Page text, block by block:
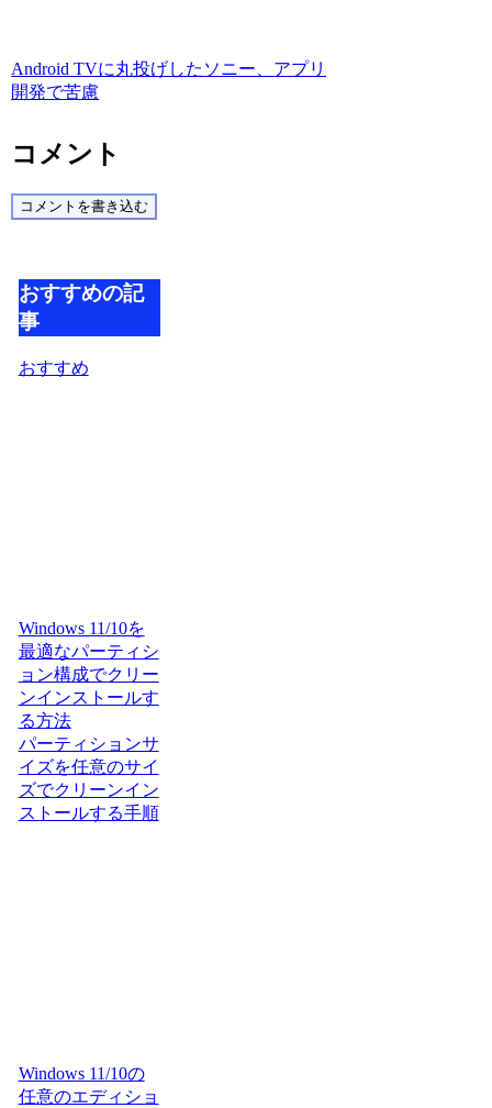
Android TVに丸投げしたソニー、アプリ
開発で苦慮
コメント
コメントを書き込む
おすすめの記
事
おすすめ
Windows 11/10を
最適なパーティシ
ョン構成でクリー
ンインストールす
る方法
パーティションサ
イズを任意のサイ
ズでクリーンイン
ストールする手順
Windows 11/10の
任意のエディショ